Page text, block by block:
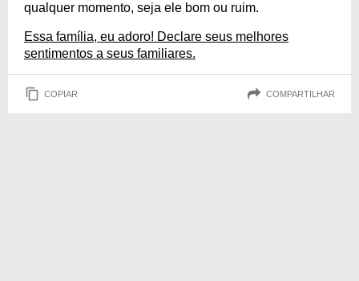
qualquer momento, seja ele bom ou ruim.
Essa família, eu adoro! Declare seus melhores
sentimentos a seus familiares.
COPIAR COMPARTILHAR